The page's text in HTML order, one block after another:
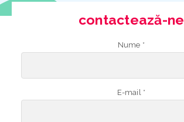
contactează-ne
Nume *
E-mail *